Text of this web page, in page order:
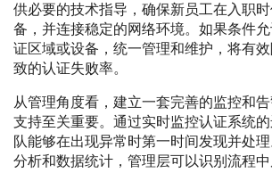
供必要的技术指导，确保新员工在入职
备，并连接稳定的网络环境。如果条件
证区域或设备，统一管理和维护，将有
致的认证失败率。
从管理角度看，建立一套完善的监控和
支持至关重要。通过实时监控认证系统
队能够在出现异常时第一时间发现并处
分析和数据统计，管理层可以识别流程中